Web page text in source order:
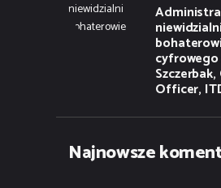
Officer,
Najnowsze